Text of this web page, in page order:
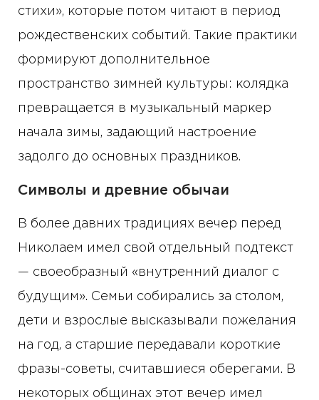
стихи», которые потом читают в период
рождественских событий. Такие практики
формируют дополнительное
пространство зимней культуры: колядка
превращается в музыкальный маркер
начала зимы, задающий настроение
задолго до основных праздников.
Символы и древние обычаи
В более давних традициях вечер перед
Николаем имел свой отдельный подтекст
— своеобразный «внутренний диалог с
будущим». Семьи собирались за столом,
дети и взрослые высказывали пожелания
на год, а старшие передавали короткие
фразы-советы, считавшиеся оберегами. В
некоторых общинах этот вечер имел